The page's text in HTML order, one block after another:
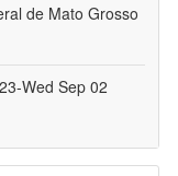
de Mato Grosso
Wed Sep 02